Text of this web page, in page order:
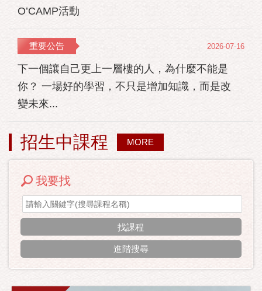
O’CAMP活動
重要公告
下一個讓自己更上一層樓的人，為什麼不能是
你？ 一場好的學習，不只是增加知識，而是改
變未來...
2026-07-16
招生中課程 MORE
我要找
進階搜尋